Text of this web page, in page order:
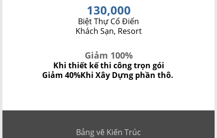
130,000
Biệt Thự Cổ Điển
Khách Sạn, Resort
Giảm 100%
Khi thiết kế thi công trọn gói
Giảm 40%Khi Xây Dựng phần thô.
Bảng vẽ Kiến Trúc